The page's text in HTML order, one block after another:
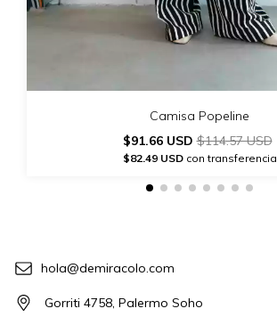
Camisa Popeline
$91.66 USD$114.57 USD
$82.49 USDcon transferencia
hola@demiracolo.com
Gorriti 4758, Palermo Soho